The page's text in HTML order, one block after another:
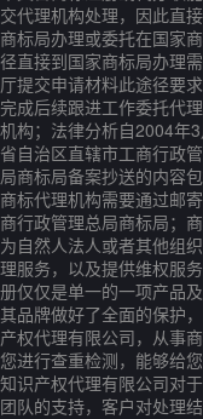
交代理机构处理，因此直
商标局办理或委托在国家
径直接到国家商标局办理
厅提交申请材料此途径要
完成后续跟进工作委托代
机构；法律分析自2004年
省自治区直辖市工商行政
局商标局备案抄送的内容
商标代理机构需要通过邮
商行政管理总局商标局；
为自然人法人或者其他组
理服务，以及提供维权服
册仅仅是单一的一项产品
其品牌做好了全面的保护
产权代理有限公司，从事
您进行查重检测，能够给
知识产权代理有限公司对
团队的支持，客户对处理